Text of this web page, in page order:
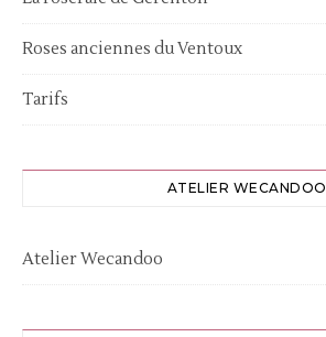
Roses anciennes du Ventoux
Tarifs
ATELIER WECANDOO
Atelier Wecandoo